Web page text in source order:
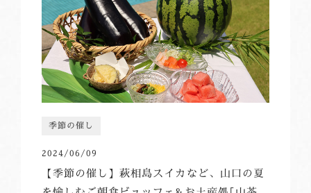
季節の催し
2024/06/09
【季節の催し】萩相島スイカなど、山口の夏